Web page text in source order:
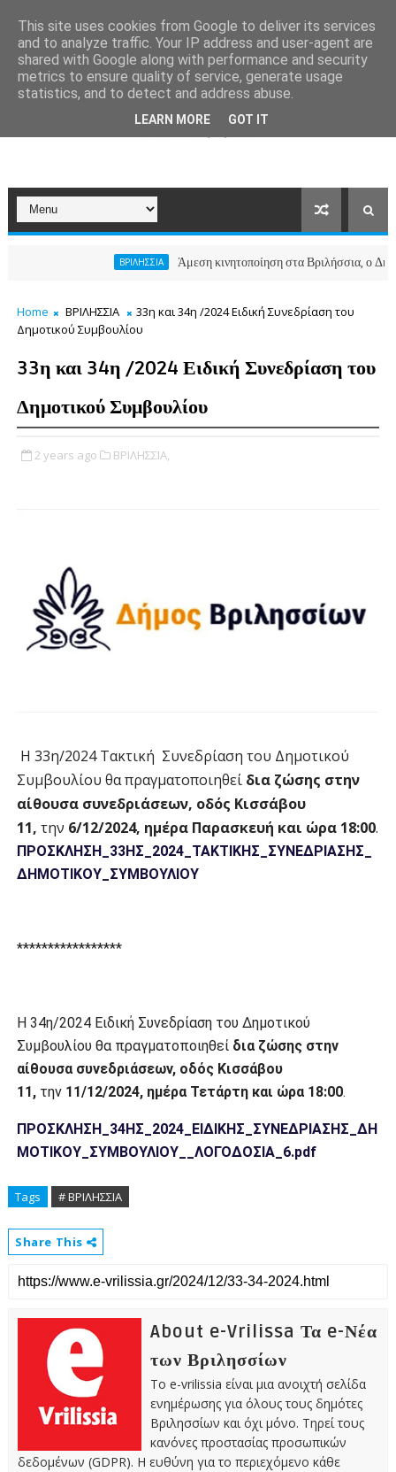
ΒΡΙΛΗΣΣΙΑ Άμεση κινητοποίηση στα Βριλήσσια, ο Δήμος
Home ΒΡΙΛΗΣΣΙΑ
33η και 34η /2024 Ειδική Συνεδρίαση του
Δημοτικού Συμβουλίου
33η και 34η /2024 Ειδική Συνεδρίαση του
Δημοτικού Συμβουλίου
2 years ago ΒΡΙΛΗΣΣΙΑ,
Η 33η/2024 Τακτική Συνεδρίαση του Δημοτικού
Συμβουλίου θα πραγματοποιηθεί δια ζώσης στην
αίθουσα συνεδριάσεων, οδός Κισσάβου
11, την 6/12/2024, ημέρα Παρασκευή και ώρα 18:00.
ΠΡΟΣΚΛΗΣΗ_33ΗΣ_2024_ΤΑΚΤΙΚΗΣ_ΣΥΝΕΔΡΙΑΣΗΣ_
ΔΗΜΟΤΙΚΟΥ_ΣΥΜΒΟΥΛΙΟΥ
*****************
Η 34η/2024 Ειδική Συνεδρίαση του Δημοτικού
Συμβουλίου θα πραγματοποιηθεί δια ζώσης στην
αίθουσα συνεδριάσεων, οδός Κισσάβου
11, την 11/12/2024, ημέρα Τετάρτη και ώρα 18:00.
ΠΡΟΣΚΛΗΣΗ_34ΗΣ_2024_ΕΙΔΙΚΗΣ_ΣΥΝΕΔΡΙΑΣΗΣ_ΔΗ
ΜΟΤΙΚΟΥ_ΣΥΜΒΟΥΛΙΟΥ__ΛΟΓΟΔΟΣΙΑ_6.pdf
Tags # ΒΡΙΛΗΣΣΙΑ
Share This
About e-Vrilissa Τα e-Νέα
των Βριλησσίων
Το e-vrilissia είναι μια ανοιχτή σελίδα
ενημέρωσης για όλους τους δημότες
Βριλησσίων και όχι μόνο. Τηρεί τους
κανόνες προστασίας προσωπικών
δεδομένων (GDPR). Η ευθύνη για το περιεχόμενο κάθε
This site uses cookies from Google to deliver its services
and to analyze traffic. Your IP address and user-agent are
shared with Google along with performance and security
metrics to ensure quality of service, generate usage
statistics, and to detect and address abuse.
LEARN MORE GOT IT